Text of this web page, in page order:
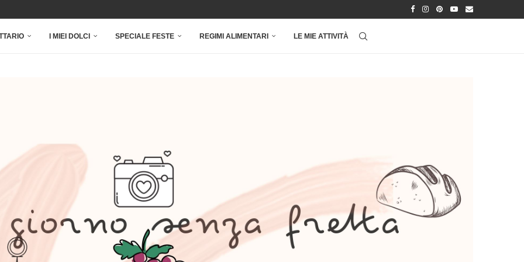
I MIEI DOLCI SPECIALE FESTE REGIMI ALIMENTARI LE MIE ATTIVITÀ